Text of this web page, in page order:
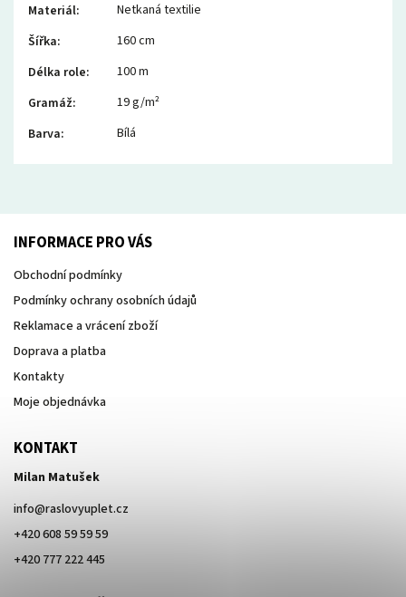
Materiál:
Netkaná textilie
Šířka:
160 cm
Délka role:
100 m
Gramáž:
19 g/m²
Barva: Bílá
INFORMACE PRO VÁS
Obchodní podmínky
Podmínky ochrany osobních údajů
Reklamace a vrácení zboží
Doprava a platba
Kontakty
Moje objednávka
KONTAKT
Milan Matušek
info@raslovyuplet.cz
+420 608 59 59 59
+420 777 222 445